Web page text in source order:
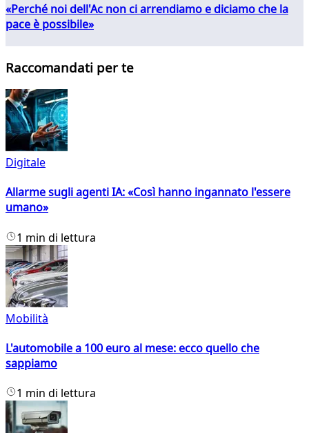
«Perché noi dell'Ac non ci arrendiamo e diciamo che la
pace è possibile»
Raccomandati per te
Digitale
Allarme sugli agenti IA: «Così hanno ingannato l'essere
umano»
1 min di lettura
Mobilità
L'automobile a 100 euro al mese: ecco quello che
sappiamo
1 min di lettura